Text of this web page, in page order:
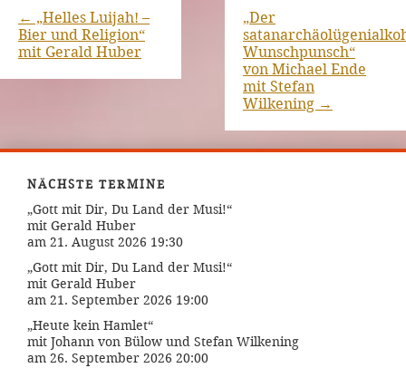
← „Helles Luijah! –
Bier und Religion“
mit Gerald Huber
„Der
Wunschpunsch“
von Michael Ende
mit Stefan
Wilkening →
NÄCHSTE TERMINE
„Gott mit Dir, Du Land der Musi!“
mit Gerald Huber
am 21. August 2026 19:30
„Gott mit Dir, Du Land der Musi!“
mit Gerald Huber
am 21. September 2026 19:00
„Heute kein Hamlet“
mit Johann von Bülow und Stefan Wilkening
am 26. September 2026 20:00